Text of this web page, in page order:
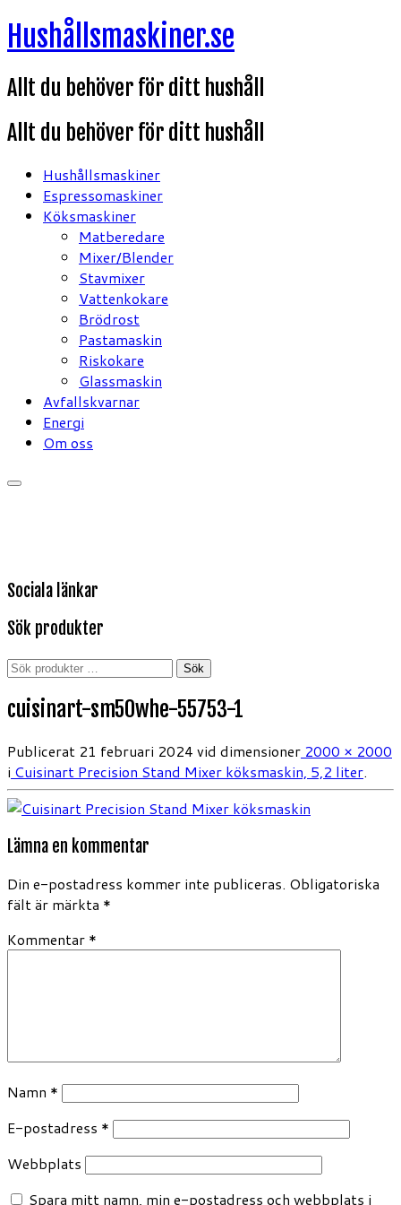
Hoppa
till
Hushållsmaskiner.se
Allt du behöver för ditt hushåll
Allt du behöver för ditt hushåll
Hushållsmaskiner
Espressomaskiner
Köksmaskiner
Matberedare
Mixer/Blender
Stavmixer
Vattenkokare
Brödrost
Pastamaskin
Riskokare
Glassmaskin
Avfallskvarnar
Energi
Om oss
Sociala länkar
Sök produkter
Sök
Sök
cuisinart-sm50whe-55753-1
Publicerat 21 februari 2024 vid dimensioner 2000 × 2000
i Cuisinart Precision Stand Mixer köksmaskin, 5,2 liter.
Lämna en kommentar
Din e-postadress kommer inte publiceras. Obligatoriska
fält är märkta *
Kommentar *
Namn *
E-postadress *
Webbplats
Spara mitt namn, min e-postadress och webbplats i